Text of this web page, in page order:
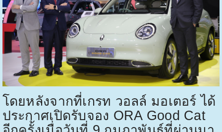
โดยหลังจากที่เกรท วอลล์ มอเตอร์ ได้
ประกาศเปิดรับจอง ORA Good Cat